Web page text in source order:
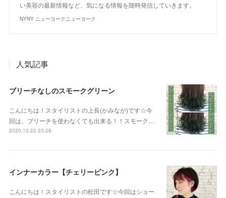
い美容の最新情報など、気になる情報を随時発信していきます。
NYNY ニューヨークニューヨーク
人気記事
ブリーチなしのスモークグリーン
こんにちは！スタイリストの上長(かみなが)です☆今
回は、ブリーチを使わなくても出来る！！スモーク…
2020.12.22 23:28
インナーカラー【チェリーピンク】
こんにちは！スタイリストの松田です☆今回はショー